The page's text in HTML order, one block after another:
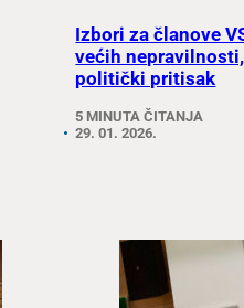
Izbori za članove
većih
politički pritisak
5 MINUTA ČITANJA
29. 01. 2026.